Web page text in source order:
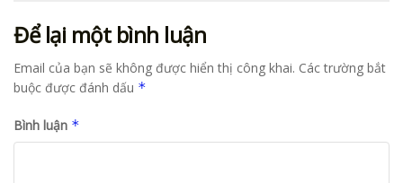
Để lại một bình luận
Email của bạn sẽ không được hiển thị công khai. Các trường bắt
buộc được đánh dấu *
Bình luận *